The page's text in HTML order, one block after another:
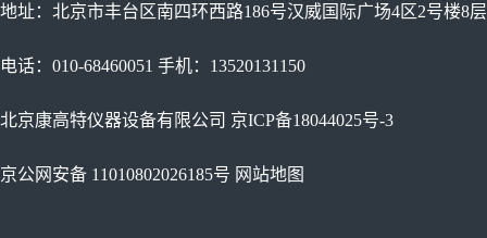
地址：北京市丰台区南四环西路186号汉威国际广场4区2号楼8层
电话：010-68460051 手机：13520131150
北京康高特仪器设备有限公司 京ICP备18044025号-3
京公网安备 11010802026185号 网站地图